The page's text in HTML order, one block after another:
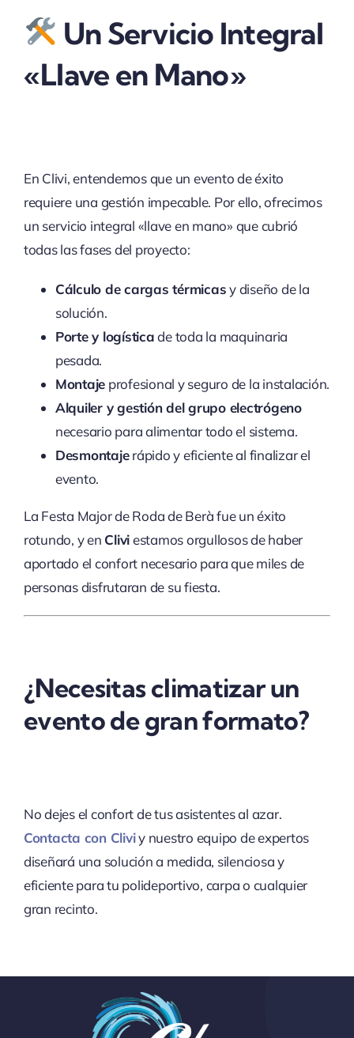
Un Servicio Integral
«Llave en Mano»
En Clivi, entendemos que un evento de éxito
requiere una gestión impecable. Por ello, ofrecimos
un servicio integral «llave en mano» que cubrió
todas las fases del proyecto:
Cálculo de cargas térmicasy diseño de la
solución.
Porte y logísticade toda la maquinaria
pesada.
Montaje profesional y seguro de la instalación.
Alquiler y gestión del grupo electrógeno
necesario para alimentar todo el sistema.
Desmontajerápido y eficiente al finalizar el
evento.
La Festa Major de Roda de Berà fue un éxito
rotundo, y en Cliviestamos orgullosos de haber
aportado el confort necesario para que miles de
personas disfrutaran de su fiesta.
¿Necesitas climatizar un
evento de gran formato?
No dejes el confort de tus asistentes al azar.
Contacta con Cliviy nuestro equipo de expertos
diseñará una solución a medida, silenciosa y
eficiente para tu polideportivo, carpa o cualquier
gran recinto.